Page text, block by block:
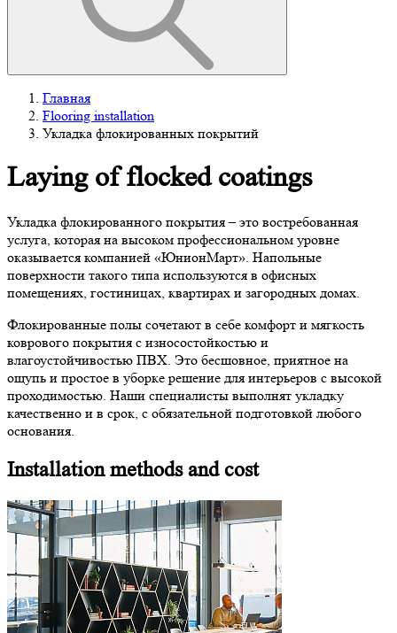
Главная
Flooring installation
Укладка флокированных покрытий
Laying offlocked coatings
Укладка флокированного покрытия – это востребованная
услуга, которая на высоком профессиональном уровне
оказывается компанией «ЮнионМарт». Напольные
поверхности такого типа используются в офисных
помещениях, гостиницах, квартирах и загородных домах.
Флокированные полы сочетают в себе комфорт и мягкость
коврового покрытия с износостойкостью и
влагоустойчивостью ПВХ. Это бесшовное, приятное на
ощупь и простое в уборке решение для интерьеров с высокой
проходимостью. Наши специалисты выполнят укладку
качественно и в срок, с обязательной подготовкой любого
основания.
Installation methods and cost